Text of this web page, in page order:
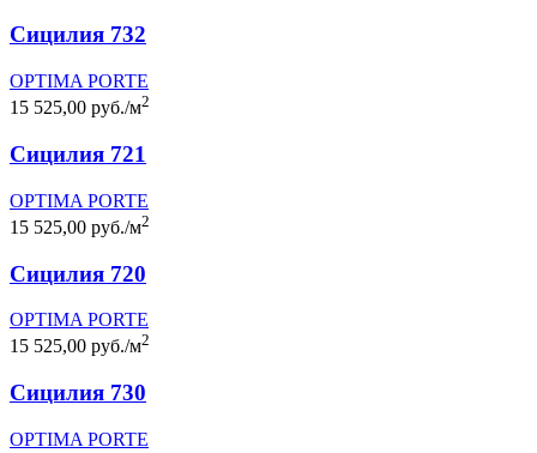
Сицилия 732
OPTIMA PORTE
15 525,00 руб./м2
Сицилия 721
OPTIMA PORTE
15 525,00 руб./м2
Сицилия 720
OPTIMA PORTE
15 525,00 руб./м2
Сицилия 730
OPTIMA PORTE